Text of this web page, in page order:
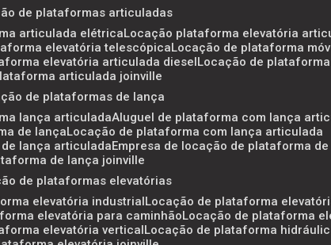
de plataformas articuladas
articulada elétrica locação plataforma elevatória
elevatória telescópica locação de plataforma
elevatória articulada diesel locação de
articulada joinville
de plataformas de lança
lança articulada aluguel de plataforma com lança
de lança locação de plataforma com lança articulada
lança articulada empresa de locação de plataforma
de lança joinville
de plataformas elevatórias
elevatória industrial locação de plataforma
elevatória para caminhão locação de plataforma
elevatória vertical locação de plataforma